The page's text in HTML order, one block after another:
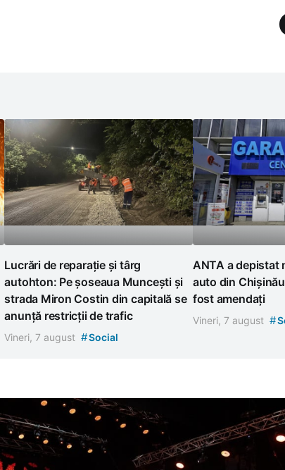
Lucrări de reparație și târg
autohton: Pe șoseaua Muncești și
strada Miron Costin din capitală se
anunță restricții de trafic
Vineri, 7 august #Social
ANTA a depistat
auto din
fost amendați
Vineri, 7 august #